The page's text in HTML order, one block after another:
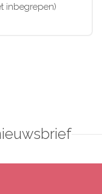
inbegrepen)